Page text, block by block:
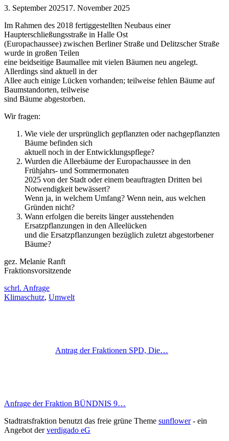
3. September 202517. November 2025
Im Rahmen des 2018 fertiggestellten Neubaus einer
Haupterschließungsstraße in Halle Ost
(Europachaussee) zwischen Berliner Straße und Delitzscher Straße
wurde in großen Teilen
eine beidseitige Baumallee mit vielen Bäumen neu angelegt.
Allerdings sind aktuell in der
Allee auch einige Lücken vorhanden; teilweise fehlen Bäume auf
Baumstandorten, teilweise
sind Bäume abgestorben.
Wir fragen:
Wie viele der ursprünglich gepflanzten oder nachgepflanzten
Bäume befinden sich
aktuell noch in der Entwicklungspflege?
Wurden die Alleebäume der Europachaussee in den
Frühjahrs- und Sommermonaten
2025 von der Stadt oder einem beauftragten Dritten bei
Notwendigkeit bewässert?
Wenn ja, in welchem Umfang? Wenn nein, aus welchen
Gründen nicht?
Wann erfolgen die bereits länger ausstehenden
Ersatzpflanzungen in den Alleelücken
und die Ersatzpflanzungen bezüglich zuletzt abgestorbener
Bäume?
gez. Melanie Ranft
Fraktionsvorsitzende
schrl. Anfrage
Klimaschutz, Umwelt
Antrag der Fraktionen SPD, Die…
Anfrage der Fraktion BÜNDNIS 9…
Stadtratsfraktion benutzt das freie grüne Theme sunflower‐ ein
Angebot derverdigado eG